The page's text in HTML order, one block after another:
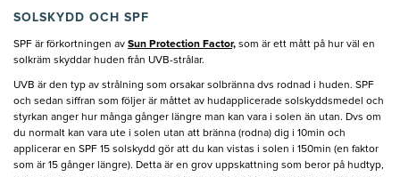
SOLSKYDD OCH SPF
SPF är förkortningen av Sun Protection Factor, som är ett mått på hur väl en
solkräm skyddar huden från UVB-strålar.
UVB är den typ av strålning som orsakar solbränna dvs rodnad i huden. SPF
och sedan siffran som följer är måttet av hudapplicerade solskyddsmedel och
styrkan anger hur många gånger längre man kan vara i solen än utan. Dvs om
du normalt kan vara ute i solen utan att bränna (rodna) dig i 10min och
applicerar en SPF 15 solskydd gör att du kan vistas i solen i 150min (en faktor
som är 15 gånger längre). Detta är en grov uppskattning som beror på hudtyp,